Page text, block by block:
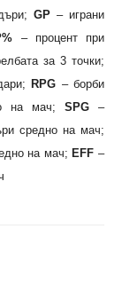
GP – играни
– процент при
за 3 точки;
RPG – борби
на мач; SPG–
средно на мач;
на мач; EFF –